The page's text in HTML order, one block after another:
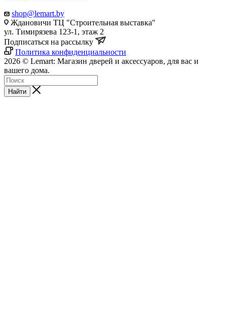
shop@lemart.by
Ждановичи ТЦ "Строительная выставка"
ул. Тимирязева 123-1, этаж 2
Подписаться на рассылку
Политика конфиденциальности
2026 © Lemart: Магазин дверей и аксессуаров, для вас и
вашего дома.
Найти